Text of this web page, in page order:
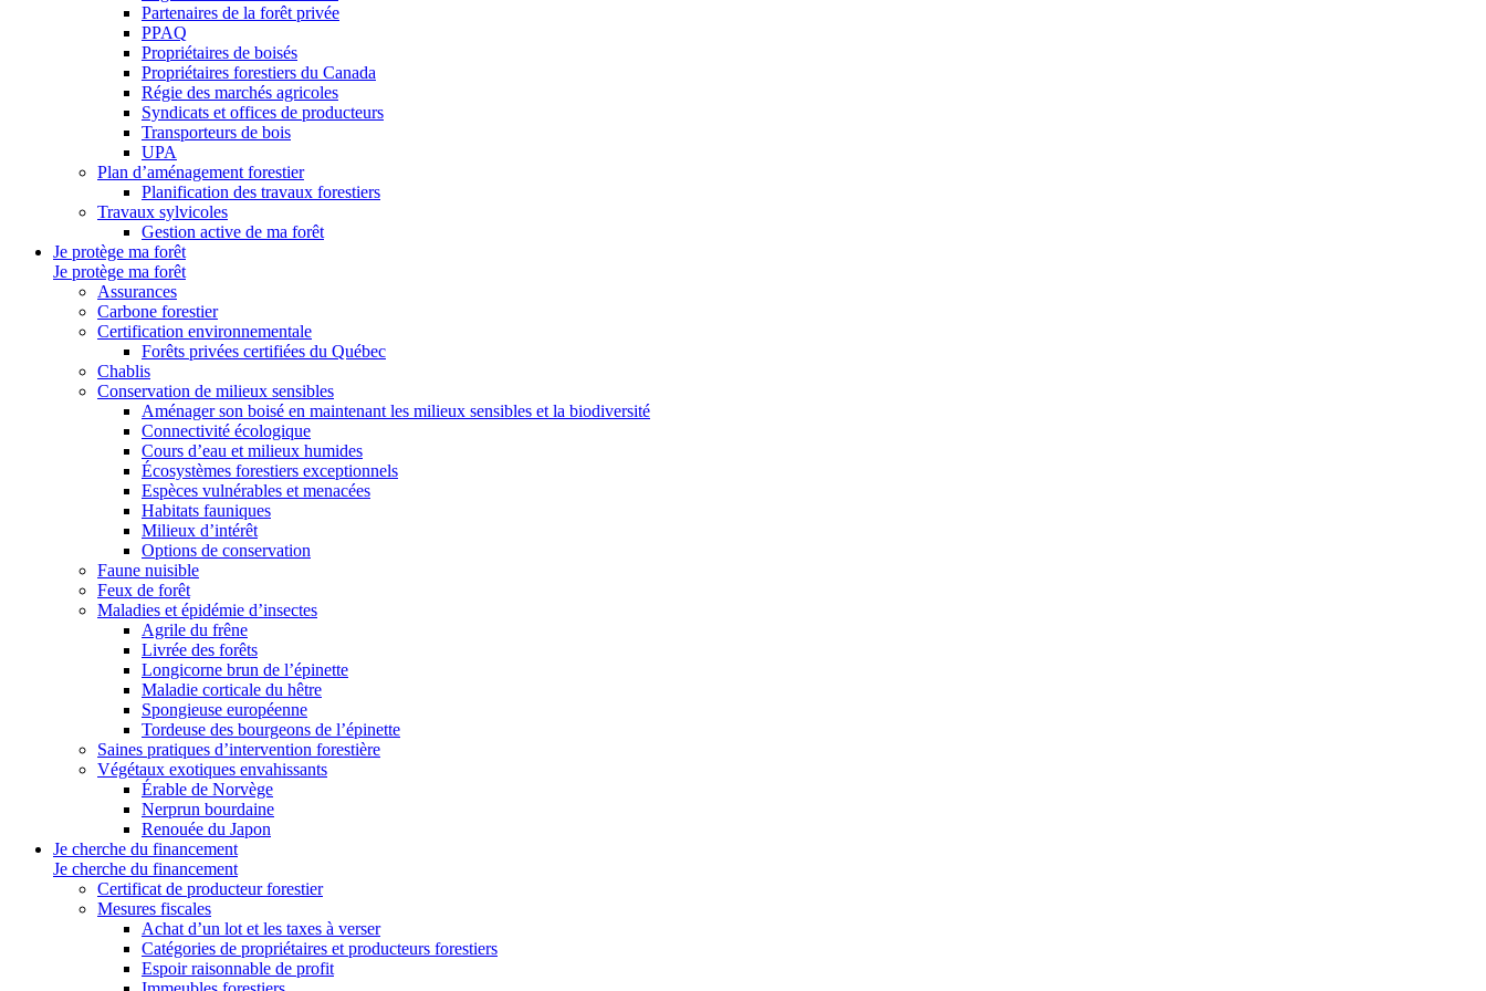
Partenaires de la forêt privée
PPAQ
Propriétaires de boisés
Propriétaires forestiers du Canada
Régie des marchés agricoles
Syndicats et offices de producteurs
Transporteurs de bois
UPA
Plan d’aménagement forestier
Planification des travaux forestiers
Travaux sylvicoles
Gestion active de ma forêt
Je protège ma forêt
Je protège ma forêt
Assurances
Carbone forestier
Certification environnementale
Forêts privées certifiées du Québec
Chablis
Conservation de milieux sensibles
Aménager son boisé en maintenant les milieux sensibles et la biodiversité
Connectivité écologique
Cours d’eau et milieux humides
Écosystèmes forestiers exceptionnels
Espèces vulnérables et menacées
Habitats fauniques
Milieux d’intérêt
Options de conservation
Faune nuisible
Feux de forêt
Maladies et épidémie d’insectes
Agrile du frêne
Livrée des forêts
Longicorne brun de l’épinette
Maladie corticale du hêtre
Spongieuse européenne
Tordeuse des bourgeons de l’épinette
Saines pratiques d’intervention forestière
Végétaux exotiques envahissants
Érable de Norvège
Nerprun bourdaine
Renouée du Japon
Je cherche du financement
Je cherche du financement
Certificat de producteur forestier
Mesures fiscales
Achat d’un lot et les taxes à verser
Catégories de propriétaires et producteurs forestiers
Espoir raisonnable de profit